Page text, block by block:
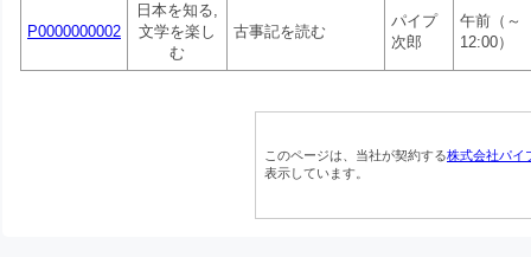
P0000000002
日本を知る,
文学を楽し
む
古事記を読む
パイプ
次郎
午前（～
12:00）
このページは、当社が契約する株式会社パイ
表示しています。